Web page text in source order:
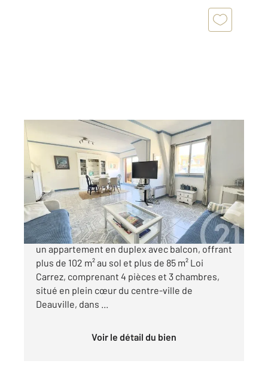
DEAUVILLE 14
85 m2, 4 pièces
Ref : 5078
Appartement Duplex à vendre
650 000 €
*** CENTURY 21 DEAUVILLE *** Vous propose
un appartement en duplex avec balcon, offrant
plus de 102 m² au sol et plus de 85 m² Loi
Carrez, comprenant 4 pièces et 3 chambres,
situé en plein cœur du centre-ville de
Deauville, dans ...
Voir le détail du bien